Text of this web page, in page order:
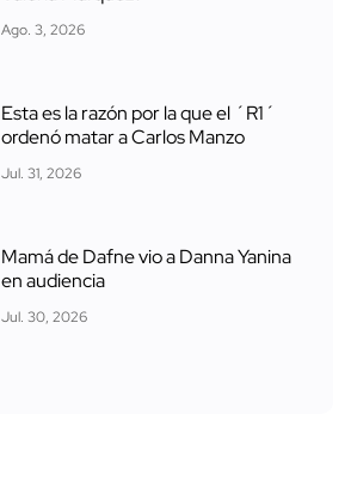
Ago. 3, 2026
Esta es la razón por la que el ´R1´
ordenó matar a Carlos Manzo
Jul. 31, 2026
Mamá de Dafne vio a Danna Yanina
en audiencia
Jul. 30, 2026